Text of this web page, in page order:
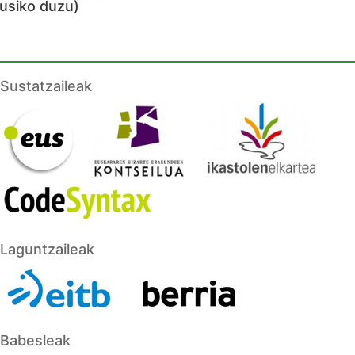
duzu)
Sustatzaileak
Laguntzaileak
Babesleak